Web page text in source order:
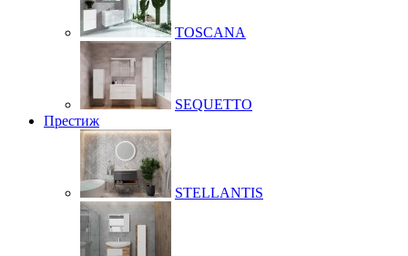
TOSCANA
SEQUETTO
Престиж
STELLANTIS